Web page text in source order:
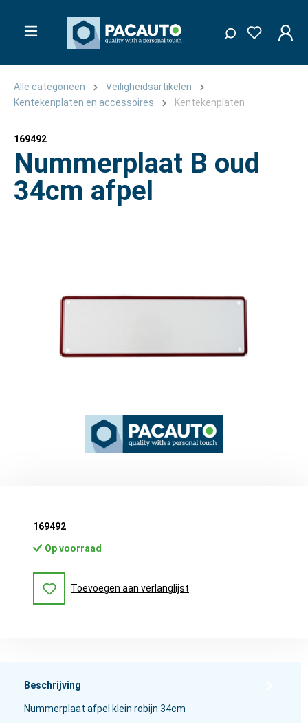
Alle categorieën
Veiligheidsartikelen
Kentekenplaten en accessoires
Kentekenplaten
169492
Nummerplaat B oud
34cm afpel
169492
Op voorraad
Toevoegen aan verlanglijst
Beschrijving
Nummerplaat afpel klein robijn 34cm